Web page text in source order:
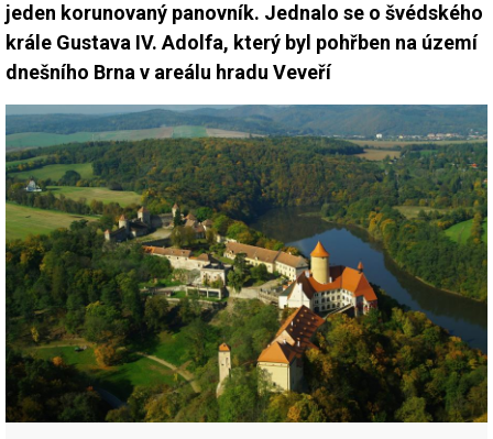
jeden korunovaný panovník. Jednalo se o švédského
krále Gustava IV. Adolfa, který byl pohřben na území
dnešního Brna v areálu hradu Veveří